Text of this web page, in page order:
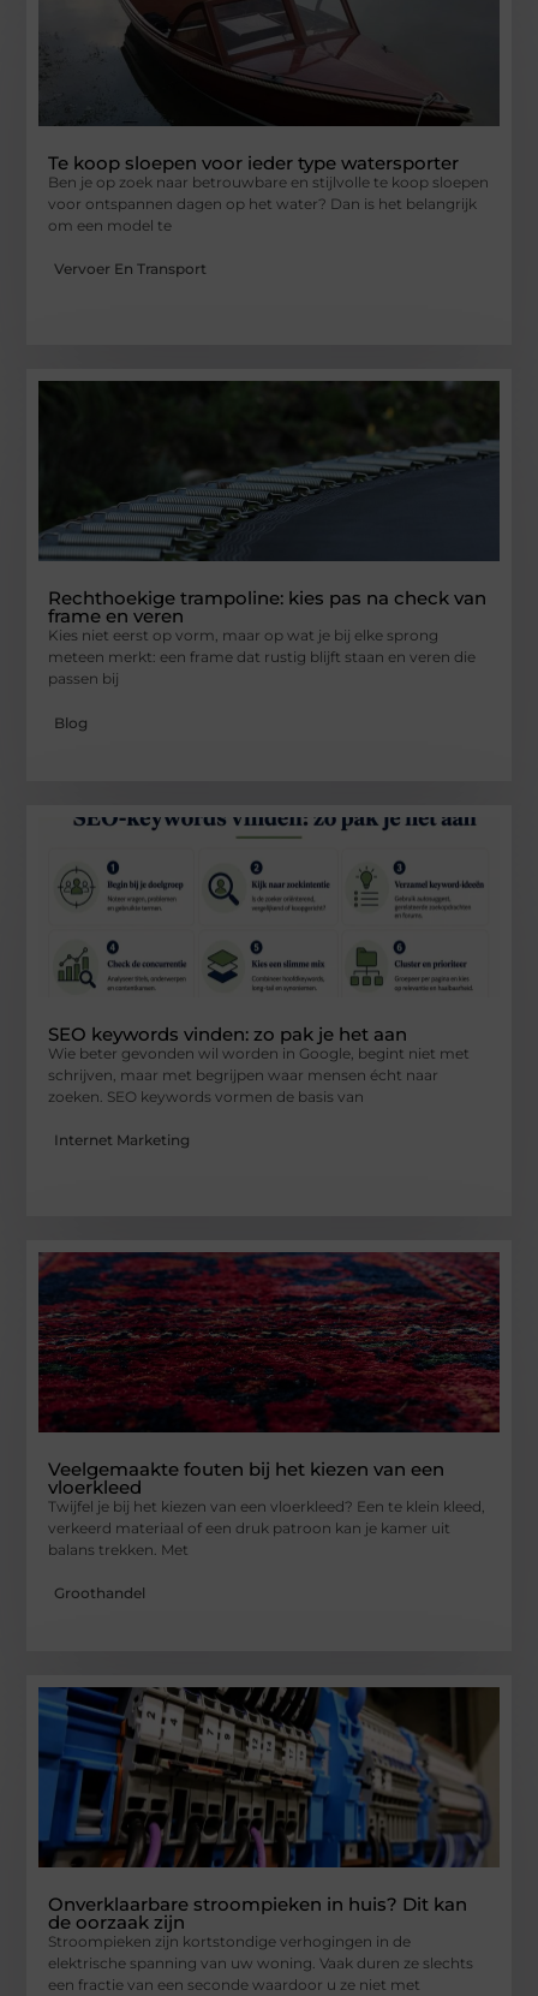
Te koop sloepen voor ieder type watersporter
Ben je op zoek naar betrouwbare en stijlvolle te koop sloepen
voor ontspannen dagen op het water? Dan is het belangrijk
om een model te
Vervoer En Transport
Rechthoekige trampoline: kies pas na check van
frame en veren
Kies niet eerst op vorm, maar op wat je bij elke sprong
meteen merkt: een frame dat rustig blijft staan en veren die
passen bij
Blog
SEO keywords vinden: zo pak je het aan
Wie beter gevonden wil worden in Google, begint niet met
schrijven, maar met begrijpen waar mensen écht naar
zoeken. SEO keywords vormen de basis van
Internet Marketing
Veelgemaakte fouten bij het kiezen van een
vloerkleed
Twijfel je bij het kiezen van een vloerkleed? Een te klein kleed,
verkeerd materiaal of een druk patroon kan je kamer uit
balans trekken. Met
Groothandel
Onverklaarbare stroompieken in huis? Dit kan
de oorzaak zijn
Stroompieken zijn kortstondige verhogingen in de
elektrische spanning van uw woning. Vaak duren ze slechts
een fractie van een seconde waardoor u ze niet met